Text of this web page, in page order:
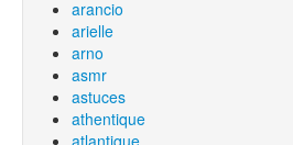
arancio
arielle
arno
asmr
astuces
athentique
atlantique